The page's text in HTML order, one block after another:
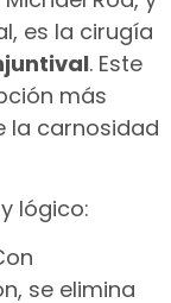
es la cirugía
. Este
más
la carnosidad
lógico:
se elimina